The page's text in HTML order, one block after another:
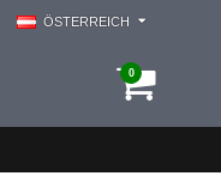
ÖSTERREICH
0